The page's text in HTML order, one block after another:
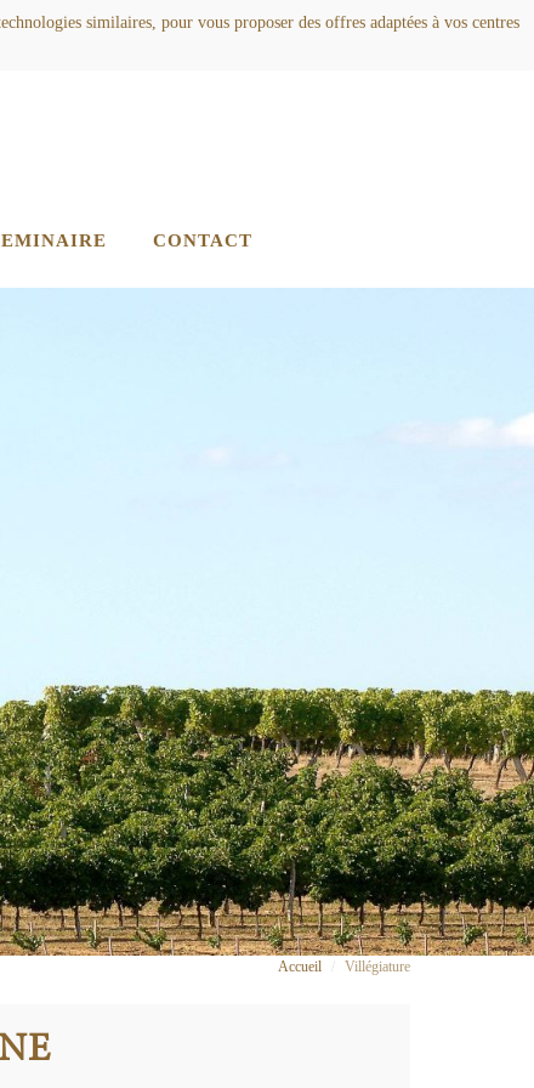
similaires, pour vous proposer des offres adaptées à vos centres
CONTACT
Accueil Villégiature